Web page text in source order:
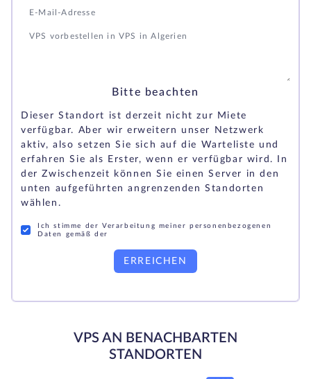
Bitte beachten
Dieser Standort ist derzeit nicht zur Miete
verfügbar. Aber wir erweitern unser Netzwerk
aktiv, also setzen Sie sich auf die Warteliste und
erfahren Sie als Erster, wenn er verfügbar wird. In
der Zwischenzeit können Sie einen Server in den
unten aufgeführten angrenzenden Standorten
wählen.
Ich stimme der Verarbeitung meiner personenbezogenen
Daten gemäß der
ERREICHEN
VPS AN BENACHBARTEN
STANDORTEN